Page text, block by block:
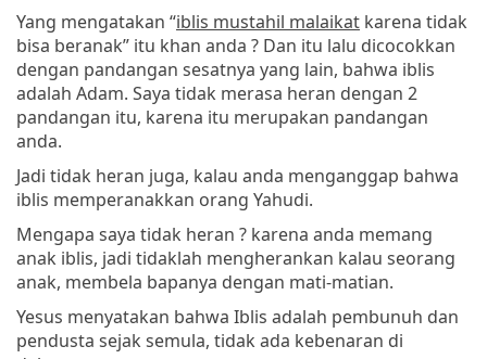
Yang mengatakan “iblis mustahil malaikat karena tidak
bisa beranak” itu khan anda ? Dan itu lalu dicocokkan
dengan pandangan sesatnya yang lain, bahwa iblis
adalah Adam. Saya tidak merasa heran dengan 2
pandangan itu, karena itu merupakan pandangan
anda.
Jadi tidak heran juga, kalau anda menganggap bahwa
iblis memperanakkan orang Yahudi.
Mengapa saya tidak heran ? karena anda memang
anak iblis, jadi tidaklah mengherankan kalau seorang
anak, membela bapanya dengan mati-matian.
Yesus menyatakan bahwa Iblis adalah pembunuh dan
pendusta sejak semula, tidak ada kebenaran di